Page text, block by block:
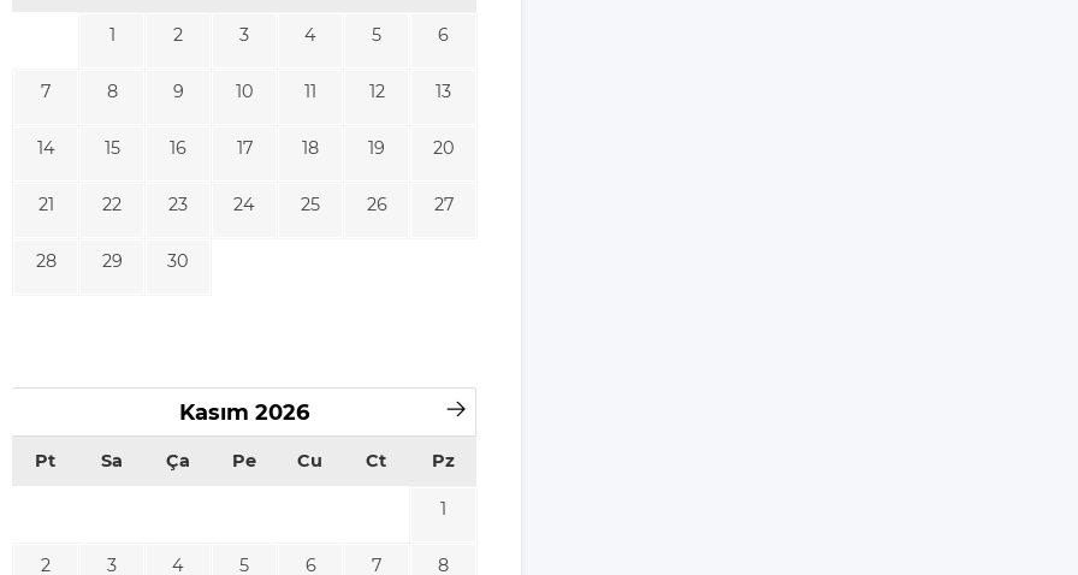
1 2 3 4 5 6
7 8 9 10 11 12 13
14 15 16 17 18 19 20
21 22 23 24 25 26 27
28 29 30
Kasım 2026
Pt Sa Ça Pe Cu Ct Pz
1
2 3 4 5 6 7 8